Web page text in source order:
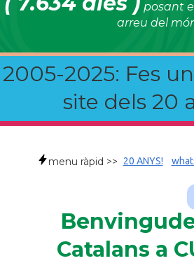
posant
arreu del
2005-2025: Fes
site dels 20
menu ràpid >> 20 ANYS!
Catalans a